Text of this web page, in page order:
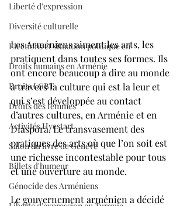
Liberté d'expression
Diversité culturelle
Elections et situation politique en
Droits humains en Arménie
Droits LGBT
Droits des femmes
Activités Hyestart
Salon du livre de Genève
Billets d'humeur
Génocide des Arméniens
Les Arméniens aiment les arts, les
pratiquent dans toutes ses formes. Ils
ont encore beaucoup à dire au monde
à travers la culture qui est la leur et
qui s’est développée au contact
d’autres cultures, en Arménie et en
Diaspora. Le transvasement des
pratiques des arts où que l’on soit est
une richesse incontestable pour tous
et une ouverture au monde.
Le gouvernement arménien a décidé